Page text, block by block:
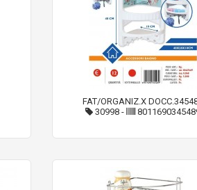
FAT/ORGANIZ.X
30998 -